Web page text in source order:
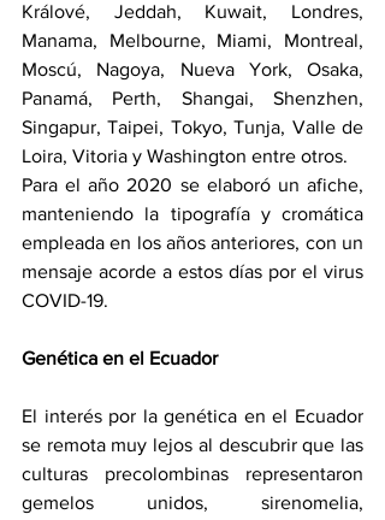
Králové, Jeddah, Kuwait, Londres,
Manama, Melbourne, Miami, Montreal,
Moscú, Nagoya, Nueva York, Osaka,
Panamá, Perth, Shangai, Shenzhen,
Singapur, Taipei, Tokyo, Tunja, Valle de
Loira, Vitoria y Washington entre otros.
Para el año 2020 se elaboró un afiche,
manteniendo la tipografía y cromática
empleada en los años anteriores, con un
mensaje acorde a estos días por el virus
COVID-19.
Genética en el Ecuador
El interés por la genética en el Ecuador
se remota muy lejos al descubrir que las
culturas precolombinas representaron
gemelos unidos, sirenomelia,